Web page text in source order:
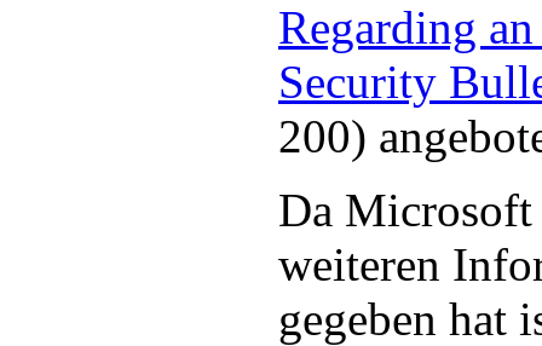
Regarding
Security
200)
Da
weiteren
gegeben hat